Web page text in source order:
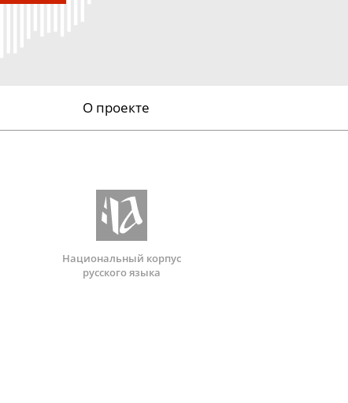
О проекте
Национальный корпус
русского языка